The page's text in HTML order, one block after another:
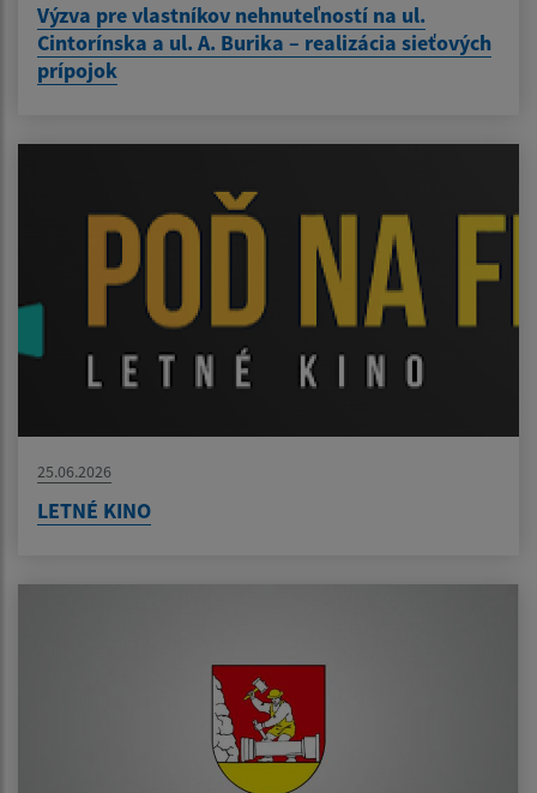
Výzva pre vlastníkov nehnuteľností na ul.
Cintorínska a ul. A. Burika – realizácia sieťových
prípojok
25.06.2026
LETNÉ KINO